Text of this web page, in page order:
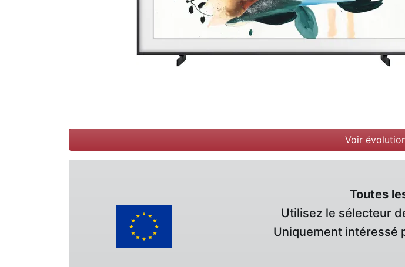
Voir
Toutes
Utilisez le sélecteur
Uniquement intéressé